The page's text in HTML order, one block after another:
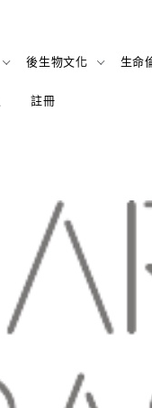
後生物文化 生命
註冊